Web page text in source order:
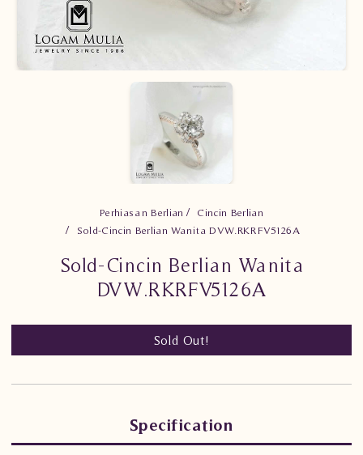
Perhiasan Berlian
Cincin Berlian
Sold-Cincin Berlian Wanita DVW.RKRFV5126A
Sold-Cincin Berlian Wanita
DVW.RKRFV5126A
Sold Out!
Specification